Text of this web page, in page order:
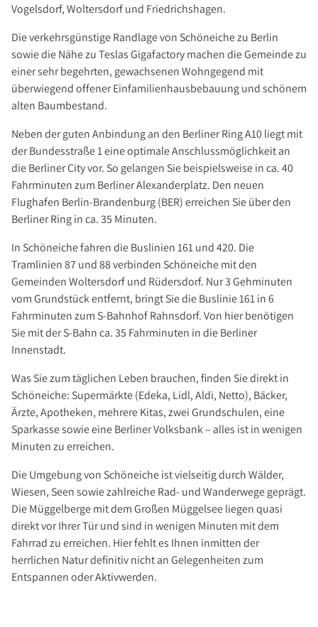
Vogelsdorf, Woltersdorf und Friedrichshagen.
Die verkehrsgünstige Randlage von Schöneiche zu Berlin
sowie die Nähe zu Teslas Gigafactory machen die Gemeinde zu
einer sehr begehrten, gewachsenen Wohngegend mit
überwiegend offener Einfamilienhausbebauung und schönem
alten Baumbestand.
Neben der guten Anbindung an den Berliner Ring A10 liegt mit
der Bundesstraße 1 eine optimale Anschlussmöglichkeit an
die Berliner City vor. So gelangen Sie beispielsweise in ca. 40
Fahrminuten zum Berliner Alexanderplatz. Den neuen
Flughafen Berlin-Brandenburg (BER) erreichen Sie über den
Berliner Ring in ca. 35 Minuten.
In Schöneiche fahren die Buslinien 161 und 420. Die
Tramlinien 87 und 88 verbinden Schöneiche mit den
Gemeinden Woltersdorf und Rüdersdorf. Nur 3 Gehminuten
vom Grundstück entfernt, bringt Sie die Buslinie 161 in 6
Fahrminuten zum S-Bahnhof Rahnsdorf. Von hier benötigen
Sie mit der S-Bahn ca. 35 Fahrminuten in die Berliner
Innenstadt.
Was Sie zum täglichen Leben brauchen, finden Sie direkt in
Schöneiche: Supermärkte (Edeka, Lidl, Aldi, Netto), Bäcker,
Ärzte, Apotheken, mehrere Kitas, zwei Grundschulen, eine
Sparkasse sowie eine Berliner Volksbank – alles ist in wenigen
Minuten zu erreichen.
Die Umgebung von Schöneiche ist vielseitig durch Wälder,
Wiesen, Seen sowie zahlreiche Rad- und Wanderwege geprägt.
Die Müggelberge mit dem Großen Müggelsee liegen quasi
direkt vor Ihrer Tür und sind in wenigen Minuten mit dem
Fahrrad zu erreichen. Hier fehlt es Ihnen inmitten der
herrlichen Natur definitiv nicht an Gelegenheiten zum
Entspannen oder Aktivwerden.